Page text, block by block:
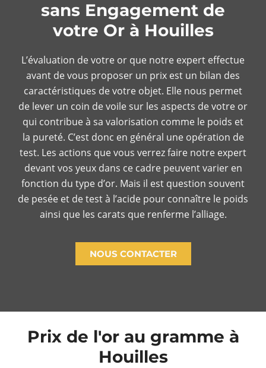
sans Engagement de
votre Or à Houilles
L’évaluation de votre or que notre expert effectue
avant de vous proposer un prix est un bilan des
caractéristiques de votre objet. Elle nous permet
de lever un coin de voile sur les aspects de votre or
qui contribue à sa valorisation comme le poids et
la pureté. C’est donc en général une opération de
test. Les actions que vous verrez faire notre expert
devant vos yeux dans ce cadre peuvent varier en
fonction du type d’or. Mais il est question souvent
de pesée et de test à l’acide pour connaître le poids
ainsi que les carats que renferme l’alliage.
NOUS CONTACTER
Prix de l'or au gramme à
Houilles